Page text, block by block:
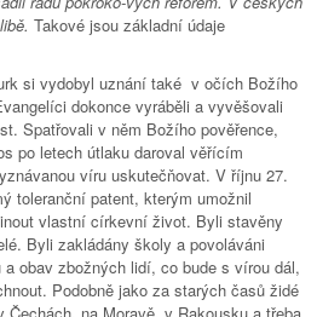
Takové jsou základní údaje
si vydobyl uznání také v očích Božího
dokonce vyráběli a vyvěšovali
Spatřovali v něm Božího pověřence,
po letech útlaku daroval věřícím
víru uskutečňovat. V říjnu 27.
toleranční patent, kterým umožnil
vlastní církevní život. Byli stavěny
Byli zakládány školy a povoláváni
obav zbožných lidí, co bude s vírou dál,
Podobně jako za starých časů židé